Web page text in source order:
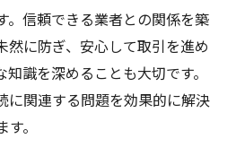
。信頼できる業者との関係を築
然に防ぎ、安心して取引を進め
識を深めることも大切です。
に関連する問題を効果的に解決
。